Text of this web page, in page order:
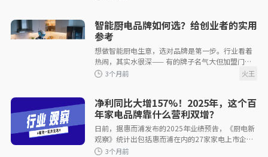
3个月前
3个月前
智能厨电品牌如何选？给创业者的实用
参考
想做智能厨电生意，选对品牌是第一步。行业看着
热闹，其实水很深—— 有的牌子名气大但加盟门槛
高、利润薄；有的小品牌功能花哨却没核心技术，
净利同比大增157%！2025年，这个百
年家电品牌靠什么营利双增？
日前，据惠而浦发布的2025年业绩预告，《厨电新
观察》统计出包括惠而浦在内的27家家电上市企业
2025年业绩盘点，其中仅10家实现净利润同比增